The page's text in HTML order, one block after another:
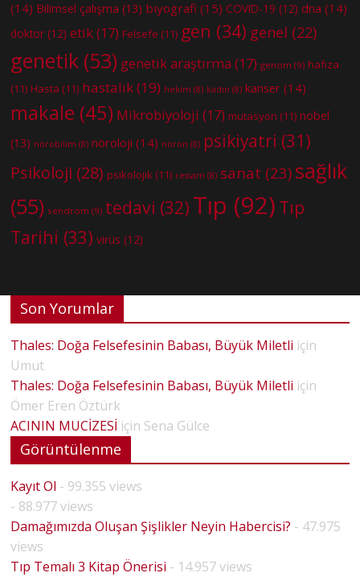
(14) Bilimsel çalışma (13) biyografi (15) COVID-19 (12) dna (14)
doktor (12) etik(17) Felsefe (11) gen (34) genel (22)
genetik (53) genetik araştırma (17) genom (9) hafıza
(11) Hasta (11) hastalık(19) hekim (8) kadın (8) kanser (14)
makale (45) Mikrobiyoloji (17) mutasyon (11) nobel
(13) nörobilim (8) nöroloji (14) nöron (8) psikiyatri (31)
Psikoloji (28) psikolojik (11) ressam (8) sanat (23) sağlık
(55) sendrom (9) tedavi (32) Tıp (92) Tıp
Tarihi (33) virüs (12)
Son Yorumlar
Thales: Doğa Felsefesinin Babası, Büyük Miletli için
Umut
Thales: Doğa Felsefesinin Babası, Büyük Miletli için
Ömer Eren Öztürk
ACININ MUCİZESİ için Sena Gülce
Görüntülenme
Kayıt Ol - 99.355 views
- 88.977 views
Damağımızda Oluşan Şişlikler Neyin Habercisi? - 47.975
views
Tıp Temalı 3 Kitap Önerisi - 14.957 views